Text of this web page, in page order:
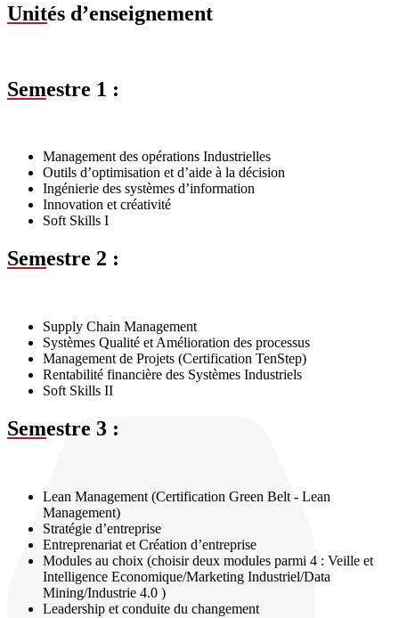
Unités d’enseignement
Semestre 1 :
Management des opérations Industrielles
Outils d’optimisation et d’aide à la décision
Ingénierie des systèmes d’information
Innovation et créativité
Soft Skills I
Semestre 2 :
Supply Chain Management
Systèmes Qualité et Amélioration des processus
Management de Projets (Certification TenStep)
Rentabilité financière des Systèmes Industriels
Soft Skills II
Semestre 3 :
Lean Management (Certification Green Belt - Lean
Management)
Stratégie d’entreprise
Entreprenariat et Création d’entreprise
Modules au choix (choisir deux modules parmi 4 : Veille et
Intelligence Economique/Marketing Industriel/Data
Mining/Industrie 4.0 )
Leadership et conduite du changement